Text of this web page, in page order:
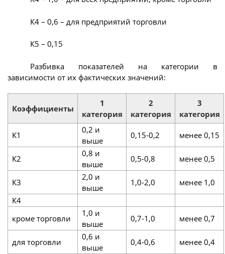
К4 – 0,6 – для предприятий торговли
К5 – 0,15
Разбивка показателей на категории в
зависимости от их фактических значений:
Коэффициенты
1
категория
2
категория
3
категория
К1
0,2 и
выше
0,15-0,2 менее 0,15
К2
0,8 и
выше
0,5-0,8 менее 0,5
К3
2,0 и
выше
1,0-2,0
менее 1,0
К4
кроме торговли
1,0 и
выше
0,7-1,0 менее 0,7
для торговли
0,6 и
выше
0,4-0,6 менее 0,4